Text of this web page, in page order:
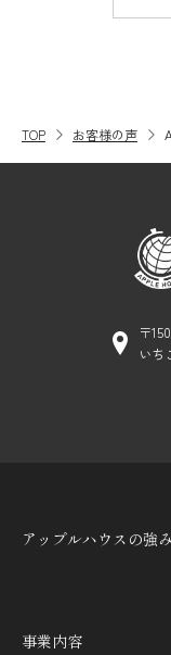
TOP お客様の声
〒
いち
アップルハウスの強
事業内容